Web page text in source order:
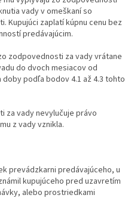
vady v omeškaní so
Kupujúci zaplatí kúpnu cenu bez
predávajúcim.
zodpovednosti za vady vrátane
do dvoch mesiacov od
podľa bodov 4.1 až 4.3 tohto
za vady nevylučuje právo
z vady vznikla.
prevádzkarni predávajúceho, u
kupujúceho pred uzavretím
alebo prostriedkami